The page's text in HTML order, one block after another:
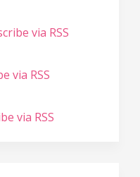
via RSS
via RSS
via RSS